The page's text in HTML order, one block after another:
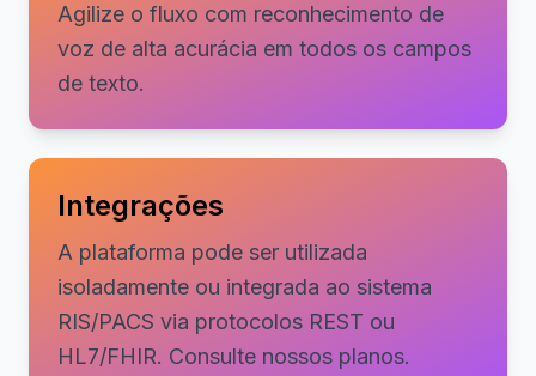
Agilize o fluxo com reconhecimento de
voz de alta acurácia em todos os campos
de texto.
Integrações
A plataforma pode ser utilizada
isoladamente ou integrada ao sistema
RIS/PACS via protocolos REST ou
HL7/FHIR. Consulte nossos planos.